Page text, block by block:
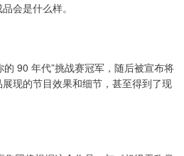
会是什么样。
90 年代”挑战赛冠军，随后被宣布将
现的节目效果和细节，甚至得到了现